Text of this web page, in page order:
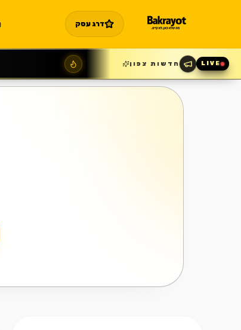
דרג עסק
LIVE חדשות צפון